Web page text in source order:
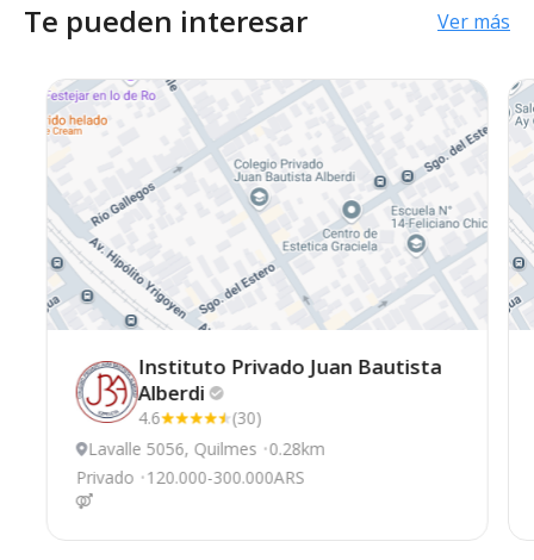
Te pueden interesar Ver más
Instituto Privado Juan Bautista
Alberdi
4.6
(30)
Lavalle 5056, Quilmes 0.28km
Privado
120.000-300.000ARS